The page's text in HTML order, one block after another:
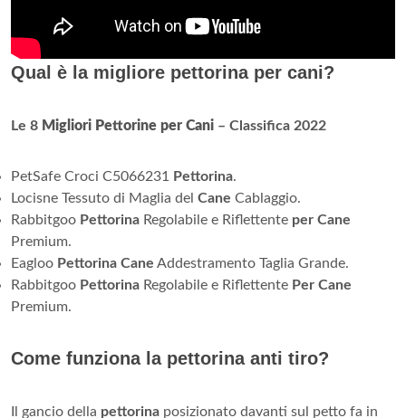
Qual è la migliore pettorina per cani?
Le 8 Migliori Pettorine per Cani – Classifica 2022
PetSafe Croci C5066231 Pettorina.
Locisne Tessuto di Maglia del Cane Cablaggio.
Rabbitgoo Pettorina Regolabile e Riflettente per Cane
Premium.
Eagloo Pettorina Cane Addestramento Taglia Grande.
Rabbitgoo Pettorina Regolabile e Riflettente Per Cane
Premium.
Come funziona la pettorina anti tiro?
Il gancio della pettorina posizionato davanti sul petto fa in